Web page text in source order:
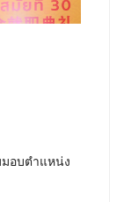
อบตำแหน่ง